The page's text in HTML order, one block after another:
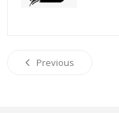
Previous